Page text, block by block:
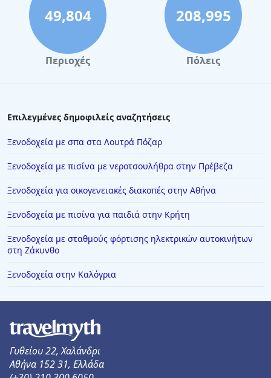
σε άλλους, υπογραμμίζοντας τα σταθερά υψηλά πρότυπα που
διατηρεί το κατάλυμα.
49,804
Περιοχές
208,995
Πόλεις
Επιλεγμένες δημοφιλείς αναζητήσεις
Ξενοδοχεία με σπα στα Λουτρά Πόζαρ
Ξενοδοχεία με πισίνα με νεροτσουλήθρα στην Πρέβεζα
Ξενοδοχεία για οικογενειακές διακοπές στην Αθήνα
Ξενοδοχεία με πισίνα για παιδιά στην Κρήτη
Ξενοδοχεία με σταθμούς φόρτισης ηλεκτρικών αυτοκινήτων
στη Ζάκυνθο
Ξενοδοχεία στην Καλόγρια
Γυθείου 22, Χαλάνδρι
Αθήνα 152 31, Ελλάδα